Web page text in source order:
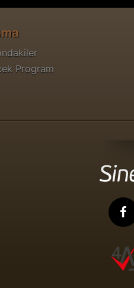
Program